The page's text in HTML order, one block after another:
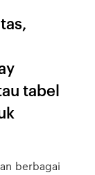
tabel
berbagai